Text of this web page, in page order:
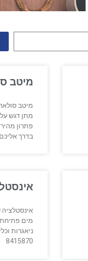
מיטב
מיטב
מתן דגש על
בדרך
אינסטלציה
מים
8415870